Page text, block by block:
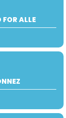
ALLE